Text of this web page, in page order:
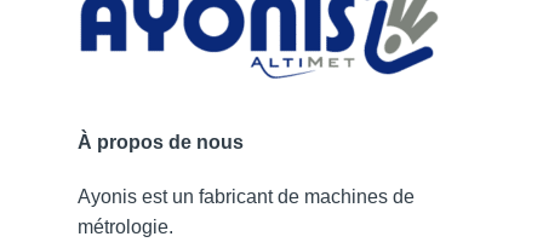
À propos de nous
Ayonis est un fabricant de machines de
métrologie.